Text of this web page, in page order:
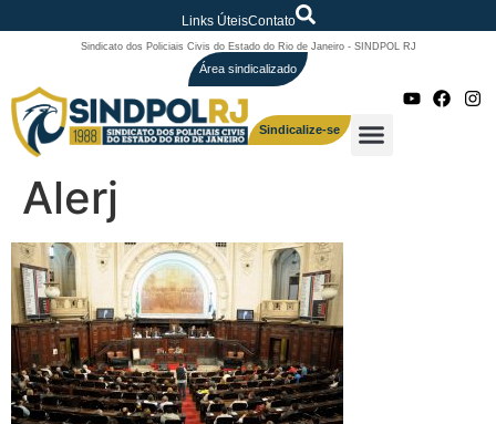
Links ÚteisContato
Sindicato dos Policiais Civis do Estado do Rio de Janeiro - SINDPOL RJ
Área sindicalizado
Sindicalize-se
Alerj